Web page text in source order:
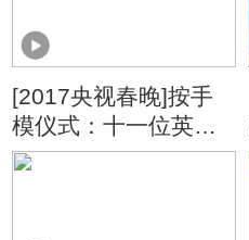
[2017央视春晚]按手
模仪式：十一位英雄
的航天员（字幕版）